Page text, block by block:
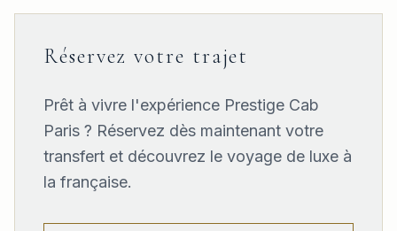
Réservez votre trajet
Prêt à vivre l'expérience Prestige Cab
Paris ? Réservez dès maintenant votre
transfert et découvrez le voyage de luxe à
la française.